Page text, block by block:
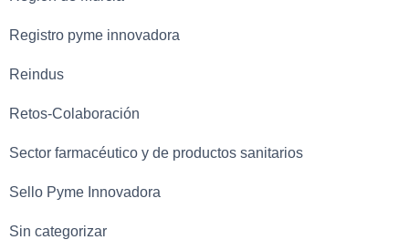
Registro pyme innovadora
Reindus
Retos-Colaboración
Sector farmacéutico y de productos sanitarios
Sello Pyme Innovadora
Sin categorizar